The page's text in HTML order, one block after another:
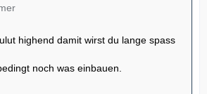
highend damit wirst du lange spass
noch was einbauen.